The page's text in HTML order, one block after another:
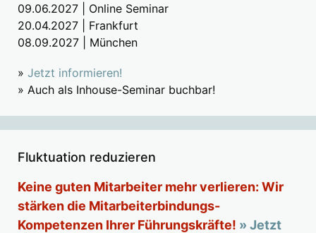
09.06.2027 | Online Seminar
20.04.2027 | Frankfurt
08.09.2027 | München
» Jetzt informieren!
» Auch als Inhouse-Seminar buchbar!
Fluktuation reduzieren
Keine guten Mitarbeiter mehr verlieren: Wir
stärken die Mitarbeiterbindungs-
Kompetenzen Ihrer Führungskräfte! » Jetzt